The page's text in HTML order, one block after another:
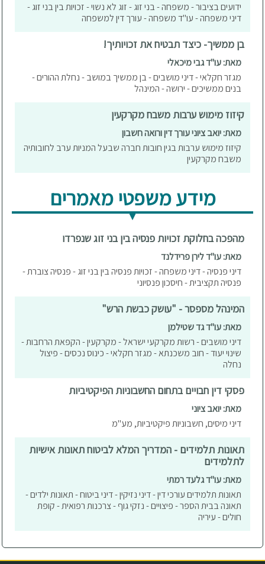
ידועים בציבור - משפחה - בני זוג - זוג לא נשוי - זכויות בין בני זוג -
דיני משפחה - עו"ד משפחה - עורך דין למשפחה
בן ממשיך- כיצד תבטיח את זכויותיך!
מאת: עו"ד גבי מיכאלי
מגזר חקלאי - דיני מושבים - בן ממשיך במושב - נחלת ההורים -
בנים ממשיכים - ירושה - המינהל
קיזוז מימוש ערבות משבח מקרקעין
מאת: יואב ציוני עורך דין ורואה חשבון
קיזוז מימוש ערבות בגין חובות חברה שבעל המניות ערב לחובותיה
משבח מקרקעין
מידע משפטי מאמרים
מהפכה בחלוקת זכויות פנסיה בין בני זוג שנפרדו
מאת: עו"ד לירן פרידלנד
דיני פנסיה - דיני משפחה - זכויות פנסיה בין בני זוג - פנסיה צוברת -
פנסיה תקציבית - חיסכון פנסיוני
המינהל מספסר - "עושק כבשת הרש"
מאת: עו"ד גד שטילמן
דיני מושבים - רשות מקרקעי ישראל - מקרקעין - הקפאת הרחבות -
שינוי יעוד - חוב משכנתא - מגזר חקלאי - כינוס נכסים - פיצול
נחלה
פסקי דין חבויים בתחום החשבוניות הפיקטיביות
מאת: יואב ציוני
דיני מיסים, חשבוניות פיקטיביות, מע"מ
תאונות תלמידים - המדריך המלא לביטוח תאונות אישיות
לתלמידים
מאת: עו"ד גלעד רמתי
תאונות תלמידים עורכי דין - דיני נזיקין - דיני ביטוח - תאונות ילדים -
תאונה בבית הספר - פיצויים - נזקי גוף - צרכנות רפואית - קופת
חולים - עיריה